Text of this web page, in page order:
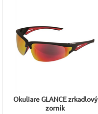
Okuliare GLANCE zrkadlový
zorník